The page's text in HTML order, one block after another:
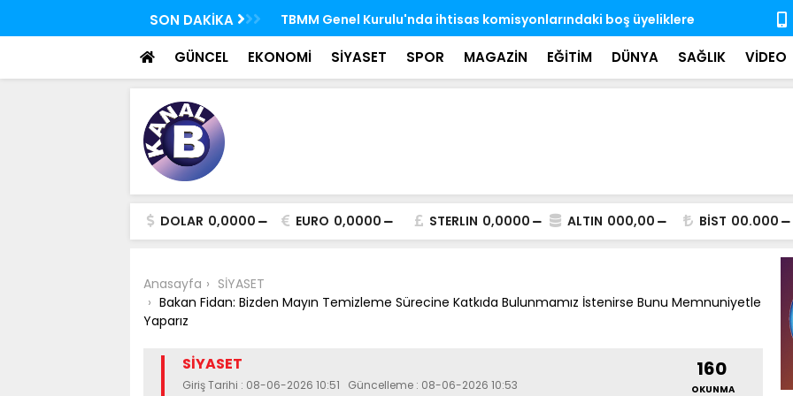
SON DAKİKA
FETÖ'nün suikast timindeki Burkay
TBMM Genel Kurulu'nda ihtisas komisyonlarındaki boş üyeliklere
seçim yapıldı
MSB:
almaya
GÜNCEL EKONOMİ SİYASET SPOR MAGAZİN EĞİTİM DÜNYA SAĞLIK VİDEO
DOLAR 0,0000 EURO 0,0000 STERLIN 0,0000 ALTIN 000,00 BİST 00.000
Anasayfa
SİYASET
Bakan Fidan: Bizden Mayın Temizleme Sürecine Katkıda Bulunmamız İstenirse Bunu Memnuniyetle
Yaparız
SİYASET
Giriş Tarihi : 08-06-2026 10:51 Güncelleme : 08-06-2026 10:53
160
OKUNMA